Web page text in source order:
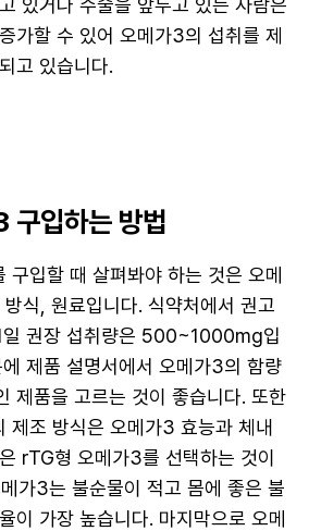
있거나 수술을 앞두고 있는 사람은
가할 수 있어 오메가3의 섭취를 제
고 있습니다.
구입하는 방법
구입할 때 살펴봐야 하는 것은 오메
식, 원료입니다. 식약처에서 권고
일 권장 섭취량은 500~1000mg입
제품 설명서에서 오메가3의 함량
제품을 고르는 것이 좋습니다. 또한
제조 방식은 오메가3 효능과 체내
rTG형 오메가3를 선택하는 것이
가3는 불순물이 적고 몸에 좋은 불
이 가장 높습니다. 마지막으로 오메